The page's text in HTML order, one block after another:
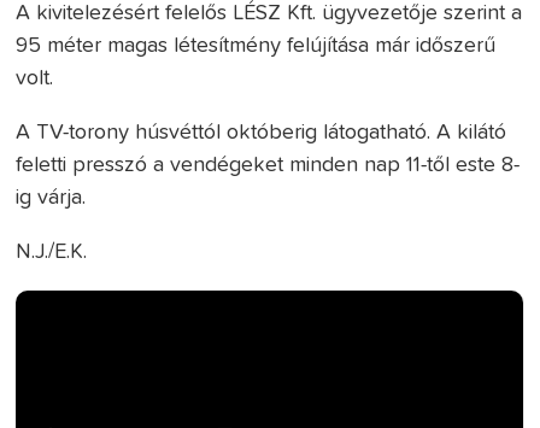
A kivitelezésért felelős LÉSZ Kft. ügyvezetője szerint a
95 méter magas létesítmény felújítása már időszerű
volt.
A TV-torony húsvéttól októberig látogatható. A kilátó
feletti presszó a vendégeket minden nap 11-től este 8-
ig várja.
N.J./E.K.